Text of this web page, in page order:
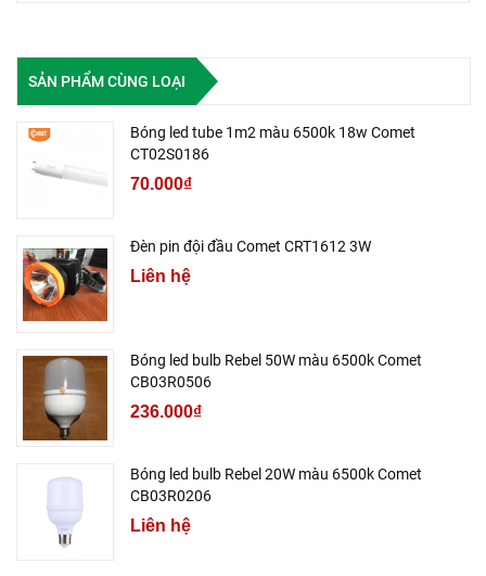
SẢN PHẨM CÙNG LOẠI
Bóng led tube 1m2 màu 6500k 18w Comet
CT02S0186
70.000₫
Đèn pin đội đầu Comet CRT1612 3W
Liên hệ
Bóng led bulb Rebel 50W màu 6500k Comet
CB03R0506
236.000₫
Bóng led bulb Rebel 20W màu 6500k Comet
CB03R0206
Liên hệ